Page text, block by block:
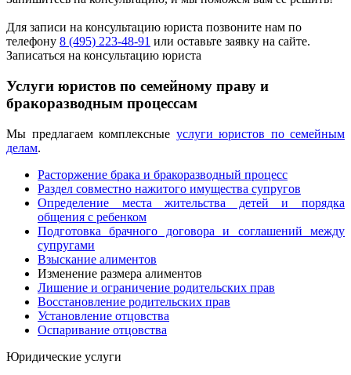
Для записи на консультацию юриста позвоните нам по
телефону 8 (495) 223-48-91 или оставьте заявку на сайте.
Записаться на консультацию юриста
Услуги юристов по семейному праву и
бракоразводным процессам
Мы предлагаем комплексные услуги юристов по семейным
делам.
Расторжение брака и бракоразводный процесс
Раздел совместно нажитого имущества супругов
Определение места жительства детей и порядка
общения с ребенком
Подготовка брачного договора и соглашений между
супругами
Взыскание алиментов
Изменение размера алиментов
Лишение и ограничение родительских прав
Восстановление родительских прав
Установление отцовства
Оспаривание отцовства
Юридические услуги